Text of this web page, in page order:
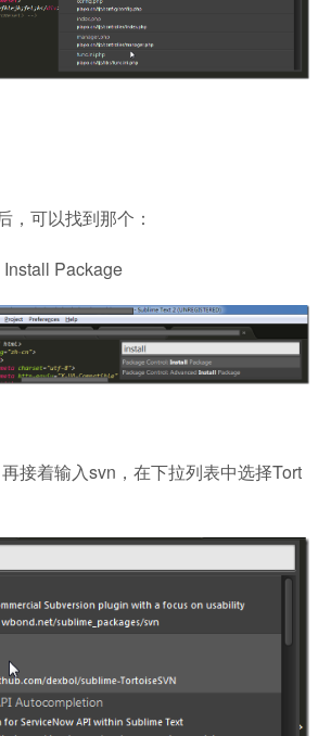
，可以找到那个：
Package
接着输入svn，在下拉列表中选择Tort